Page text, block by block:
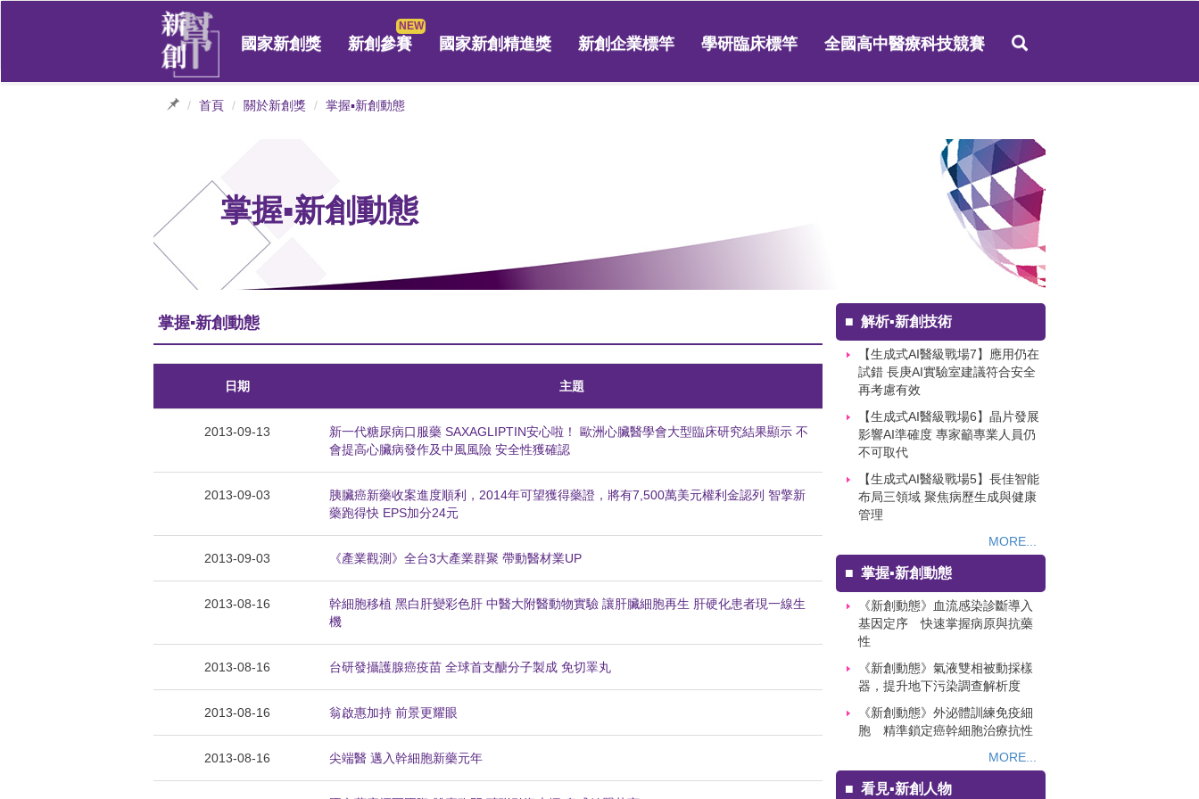
國家新創獎 新創參賽 國家新創精進獎 新創企業標竿 學研臨床標竿 全國高中醫療科技競賽
首頁 關於新創獎 掌握▪新創動態
掌握▪新創動態
掌握▪新創動態
日期 主題
2013-09-13
新一代糖尿病口服藥 SAXAGLIPTIN安心啦！ 歐洲心臟醫學會大型臨床研究結果顯示 不
會提高心臟病發作及中風風險 安全性獲確認
2013-09-03
胰臟癌新藥收案進度順利，2014年可望獲得藥證，將有7,500萬美元權利金認列 智擎新
藥跑得快 EPS加分24元
2013-09-03 《產業觀測》全台3大產業群聚 帶動醫材業UP
2013-08-16
幹細胞移植 黑白肝變彩色肝 中醫大附醫動物實驗 讓肝臟細胞再生 肝硬化患者現一線生
機
2013-08-16 台研發攝護腺癌疫苗 全球首支醣分子製成 免切睪丸
2013-08-16 翁啟惠加持 前景更耀眼
2013-08-16 尖端醫 邁入幹細胞新藥元年
■ 解析▪新創技術
【生成式AI醫級戰場7】應用仍在
試錯 長庚AI實驗室建議符合安全
再考慮有效
【生成式AI醫級戰場6】晶片發展
影響AI準確度 專家籲專業人員仍
不可取代
【生成式AI醫級戰場5】長佳智能
布局三領域 聚焦病歷生成與健康
管理
MORE...
■ 掌握▪新創動態
《新創動態》血流感染診斷導入
基因定序 快速掌握病原與抗藥
性
《新創動態》氣液雙相被動採樣
器，提升地下污染調查解析度
《新創動態》外泌體訓練免疫細
胞 精準鎖定癌幹細胞治療抗性
MORE...
■ 看見▪新創人物